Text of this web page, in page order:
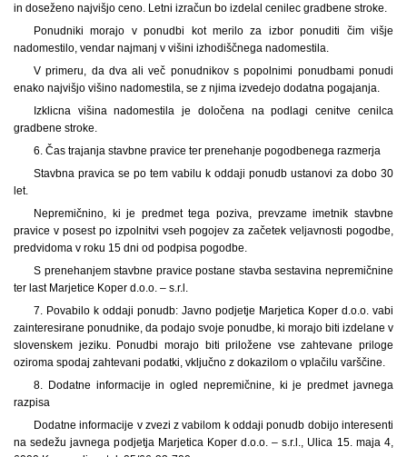
in doseženo najvišjo ceno. Letni izračun bo izdelal cenilec gradbene stroke.
Ponudniki morajo v ponudbi kot merilo za izbor ponuditi čim višje
nadomestilo, vendar najmanj v višini izhodiščnega nadomestila.
V primeru, da dva ali več ponudnikov s popolnimi ponudbami ponudi
enako najvišjo višino nadomestila, se z njima izvedejo dodatna pogajanja.
Izklicna višina nadomestila je določena na podlagi cenitve cenilca
gradbene stroke.
6. Čas trajanja stavbne pravice ter prenehanje pogodbenega razmerja
Stavbna pravica se po tem vabilu k oddaji ponudb ustanovi za dobo 30
let.
Nepremičnino, ki je predmet tega poziva, prevzame imetnik stavbne
pravice v posest po izpolnitvi vseh pogojev za začetek veljavnosti pogodbe,
predvidoma v roku 15 dni od podpisa pogodbe.
S prenehanjem stavbne pravice postane stavba sestavina nepremičnine
ter last Marjetice Koper d.o.o. – s.r.l.
7. Povabilo k oddaji ponudb: Javno podjetje Marjetica Koper d.o.o. vabi
zainteresirane ponudnike, da podajo svoje ponudbe, ki morajo biti izdelane v
slovenskem jeziku. Ponudbi morajo biti priložene vse zahtevane priloge
oziroma spodaj zahtevani podatki, vključno z dokazilom o vplačilu varščine.
8. Dodatne informacije in ogled nepremičnine, ki je predmet javnega
razpisa
Dodatne informacije v zvezi z vabilom k oddaji ponudb dobijo interesenti
na sedežu javnega podjetja Marjetica Koper d.o.o. – s.r.l., Ulica 15. maja 4,